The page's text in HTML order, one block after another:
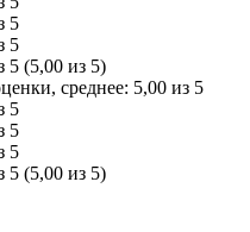
(5,00 из 5)
(5,00 из 5)